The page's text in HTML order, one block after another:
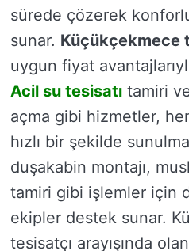
sürede çözerek
sunar. Küçükçekmece
uygun fiyat
Acil su tesisatı tamiri
açma gibi hizmetler,
hızlı bir şekilde
duşakabin montajı,
tamiri gibi işlemler için
ekipler destek sunar.
tesisatçı arayışında